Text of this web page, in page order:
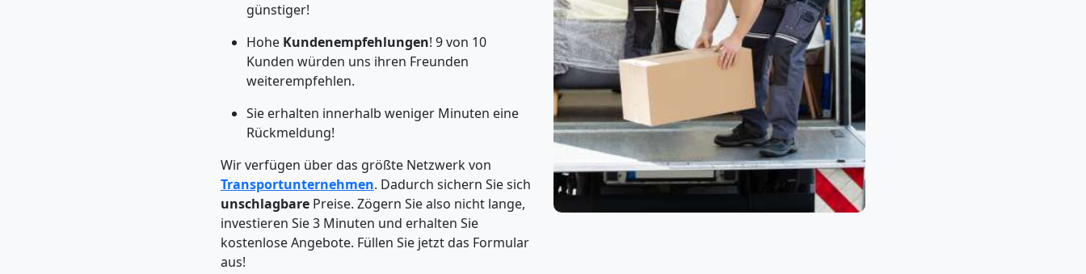
günstiger!
Hohe Kundenempfehlungen! 9 von 10
Kunden würden uns ihren Freunden
weiterempfehlen.
Sie erhalten innerhalb weniger Minuten eine
Rückmeldung!
Wir verfügen über das größte Netzwerk von
Transportunternehmen. Dadurch sichern Sie sich
unschlagbare Preise. Zögern Sie also nicht lange,
investieren Sie 3 Minuten und erhalten Sie
kostenlose Angebote. Füllen Sie jetzt das Formular
aus!